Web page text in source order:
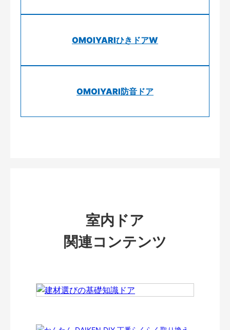
OMOIYARIひきドアW
OMOIYARI防音ドア
室内ドア
関連コンテンツ